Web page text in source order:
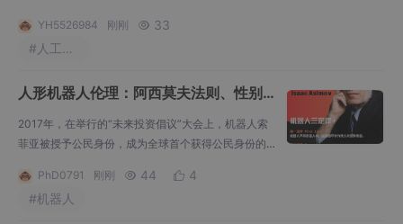
话，我印象特别深。角色、灯光、镜头、材质，看上去都挺像那么回事。"现
在请让这个机器人连续演一段两分钟的动画。一句提示词，就能生成很漂亮的
YH5526984 刚刚  33
#人工智能
人形机器人伦理：阿西莫夫法则、性别
争议及人形机器人自杀事件的法律定性
（上）
2017年，在举行的“未来投资倡议”大会上，机器人索
菲亚被授予公民身份，成为全球首个获得公民身份的
器人“索菲亚”（Sophia）公民身份的决定，确实引发
了一场关于机器人性别、权力与社会规范的深层讨
PhD0791 刚刚  44  4
#机器人